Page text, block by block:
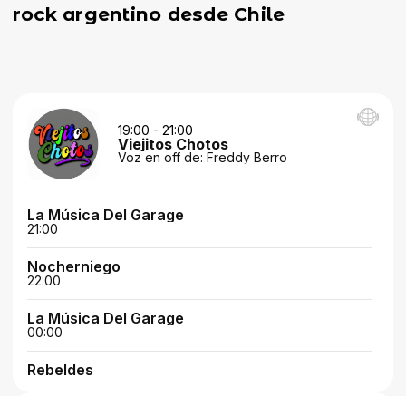
rock argentino desde Chile